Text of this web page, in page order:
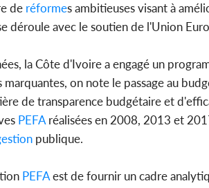
de réformes ambitieuses visant à
déroule avec le soutien de l'Union
la Côte d'Ivoire a engagé un
marquantes, on note le passage au
de transparence budgétaire et
PEFAréalisées en 2008, 2013 et
publique.
PEFAest de fournir un cadre